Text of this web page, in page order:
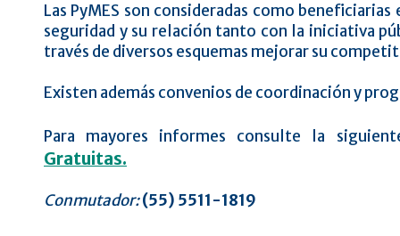
Las PyMES son consideradas como
seguridad y su relación tanto con la iniciativa
través de diversos esquemas mejorar su
Existen además convenios de coordinación y
Para mayores informes consulte la
Gratuitas.
Conmutador:(55) 5511-1819